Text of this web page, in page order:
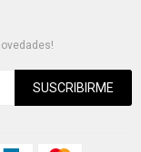
SUSCRIBIRME